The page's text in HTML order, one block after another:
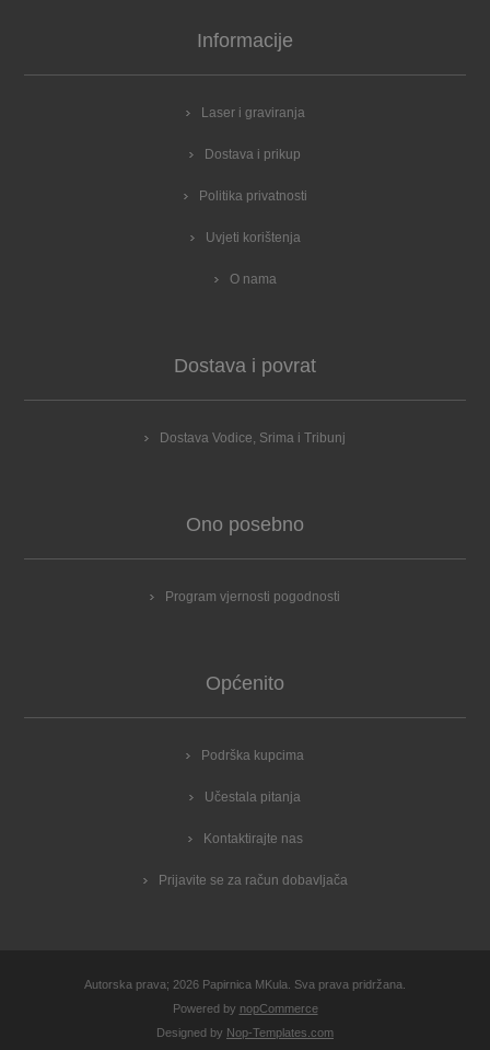
Informacije
Laser i graviranja
Dostava i prikup
Politika privatnosti
Uvjeti korištenja
O nama
Dostava i povrat
Dostava Vodice, Srima i Tribunj
Ono posebno
Program vjernosti pogodnosti
Općenito
Podrška kupcima
Učestala pitanja
Kontaktirajte nas
Prijavite se za račun dobavljača
Autorska prava; 2026 Papirnica MKula. Sva prava pridržana.
Powered by nopCommerce
Designed by Nop-Templates.com